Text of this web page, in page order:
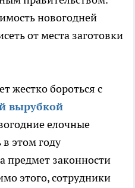
новогодней
от места заготовки
жестко бороться с
вырубкой
елочные
этом году
предмет законности
этого, сотрудники